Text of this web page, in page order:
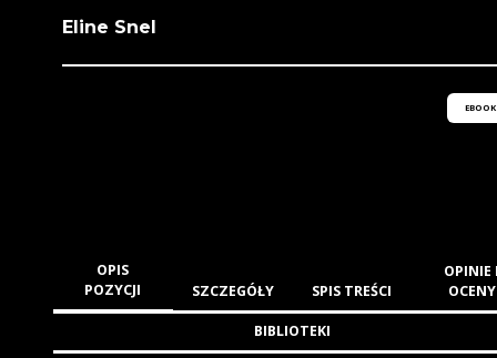
Eline Snel
EBOOK
OPIS
POZYCJI
SZCZEGÓŁY SPIS TREŚCI
OPINIE
OCENY
BIBLIOTEKI